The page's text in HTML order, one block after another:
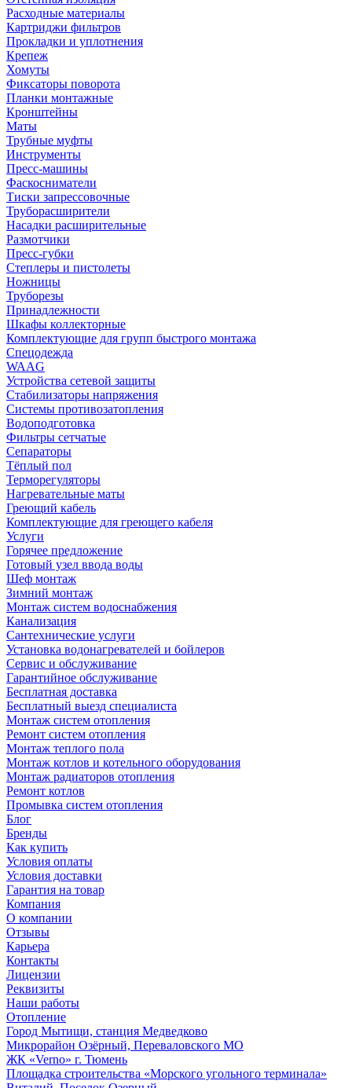
Расходные материалы
Картриджи фильтров
Прокладки и уплотнения
Крепеж
Хомуты
Фиксаторы поворота
Планки монтажные
Кронштейны
Маты
Трубные муфты
Инструменты
Пресс-машины
Фаскосниматели
Тиски запрессовочные
Труборасширители
Насадки расширительные
Размотчики
Пресс-губки
Степлеры и пистолеты
Ножницы
Труборезы
Принадлежности
Шкафы коллекторные
Комплектующие для групп быстрого монтажа
Спецодежда
WAAG
Устройства сетевой защиты
Стабилизаторы напряжения
Системы противозатопления
Водоподготовка
Фильтры сетчатые
Сепараторы
Тёплый пол
Терморегуляторы
Нагревательные маты
Греющий кабель
Комплектующие для греющего кабеля
Услуги
Горячее предложение
Готовый узел ввода воды
Шеф монтаж
Зимний монтаж
Монтаж систем водоснабжения
Канализация
Сантехнические услуги
Установка водонагревателей и бойлеров
Сервис и обслуживание
Гарантийное обслуживание
Бесплатная доставка
Бесплатный выезд специалиста
Монтаж систем отопления
Ремонт систем отопления
Монтаж теплого пола
Монтаж котлов и котельного оборудования
Монтаж радиаторов отопления
Ремонт котлов
Промывка систем отопления
Блог
Бренды
Как купить
Условия оплаты
Условия доставки
Гарантия на товар
Компания
О компании
Отзывы
Карьера
Контакты
Лицензии
Реквизиты
Наши работы
Отопление
Город Мытищи, станция Медведково
Микрорайон Озёрный, Переваловского МО
ЖК «Verno» г. Тюмень
Площадка строительства «Морского угольного терминала»